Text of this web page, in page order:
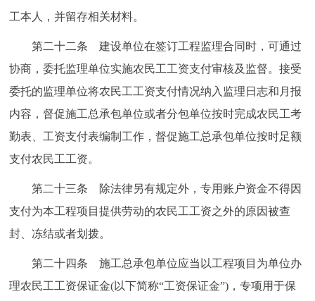
工本人，并留存相关材料。
第二十二条 建设单位在签订工程监理合同时，可通过
协商，委托监理单位实施农民工工资支付审核及监督。接受
委托的监理单位将农民工工资支付情况纳入监理日志和月报
内容，督促施工总承包单位或者分包单位按时完成农民工考
勤表、工资支付表编制工作，督促施工总承包单位按时足额
支付农民工工资。
第二十三条 除法律另有规定外，专用账户资金不得因
支付为本工程项目提供劳动的农民工工资之外的原因被查
封、冻结或者划拨。
第二十四条 施工总承包单位应当以工程项目为单位办
理农民工工资保证金(以下简称“工资保证金”)，专项用于保